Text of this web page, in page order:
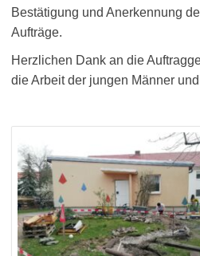
Bestätigung und Anerkennung
Aufträge.
Herzlichen Dank an die
die Arbeit der jungen Männer